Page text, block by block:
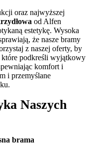
oraz najwyższej
od Alfen
estetykę. Wysoka
że nasze bramy
z naszej oferty, by
które podkreśli wyjątkowy
komfort i
i przemyślane
Naszych
brama